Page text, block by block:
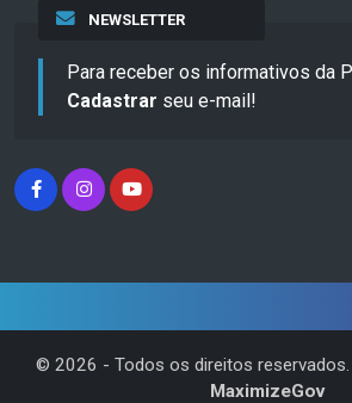
NEWSLETTER
Para receber os informativos da
Cadastrar seu e-mail!
© 2026 - Todos os direitos
MaximizeGov